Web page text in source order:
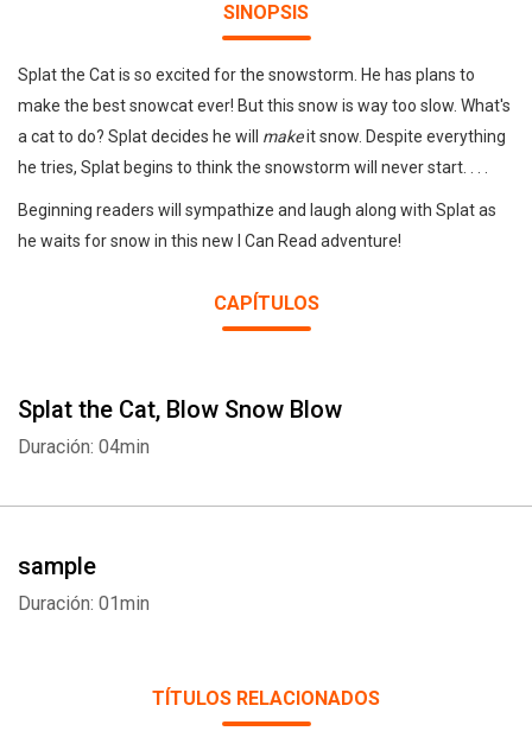
SINOPSIS
Splat the Cat is so excited for the snowstorm. He has plans to
make the best snowcat ever! But this snow is way too slow. What's
a cat to do? Splat decides he will makeit snow. Despite everything
he tries, Splat begins to think the snowstorm will never start. . . .
Beginning readers will sympathize and laugh along with Splat as
he waits for snow in this new I Can Read adventure!
CAPÍTULOS
Splat the Cat, Blow Snow Blow
Duración: 04min
sample
Duración: 01min
TÍTULOS RELACIONADOS